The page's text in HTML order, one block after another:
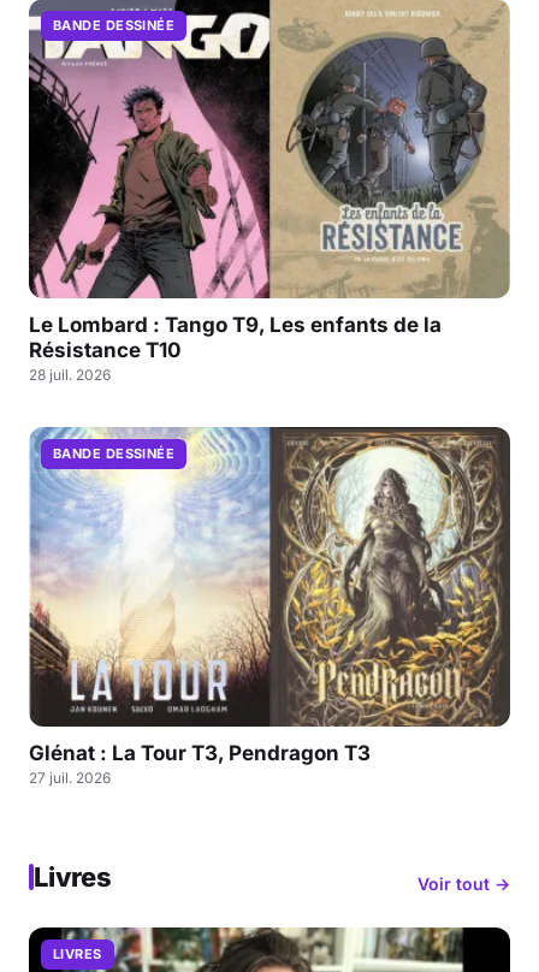
BANDE DESSINÉE
Le Lombard : Tango T9, Les enfants de la
Résistance T10
28 juil. 2026
BANDE DESSINÉE
Glénat : La Tour T3, Pendragon T3
27 juil. 2026
Livres Voir tout →
LIVRES